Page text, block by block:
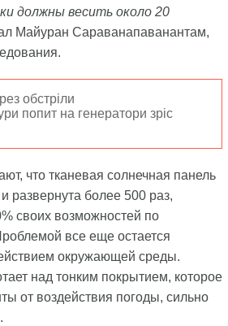
должны весить около 20
Майуран Сараванапаванантам,
обстріли
попит на генератори зріс
что тканевая солнечная панель
развернута более 500 раз,
своих возможностей по
все еще остается
окружающей среды.
над тонким покрытием, которое
от воздействия погоды, сильно